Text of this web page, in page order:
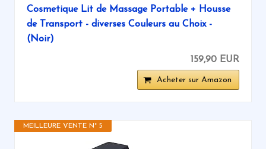
Cosmetique Lit de Massage Portable + Housse
de Transport - diverses Couleurs au Choix -
(Noir)
159,90 EUR
Acheter sur Amazon
MEILLEURE VENTE N° 5